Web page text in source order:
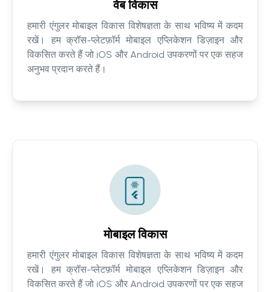
वेब विकास
हमारी एंगुलर मोबाइल विकास विशेषज्ञता के साथ भविष्य में कदम
रखें। हम क्रॉस-प्लेटफ़ॉर्म मोबाइल एप्लिकेशन डिज़ाइन और
विकसित करते हैं जो iOS और Android उपकरणों पर एक सहज
अनुभव प्रदान करते हैं।
मोबाइल विकास
हमारी एंगुलर मोबाइल विकास विशेषज्ञता के साथ भविष्य में कदम
रखें। हम क्रॉस-प्लेटफ़ॉर्म मोबाइल एप्लिकेशन डिज़ाइन और
विकसित करते हैं जो iOS और Android उपकरणों पर एक सहज